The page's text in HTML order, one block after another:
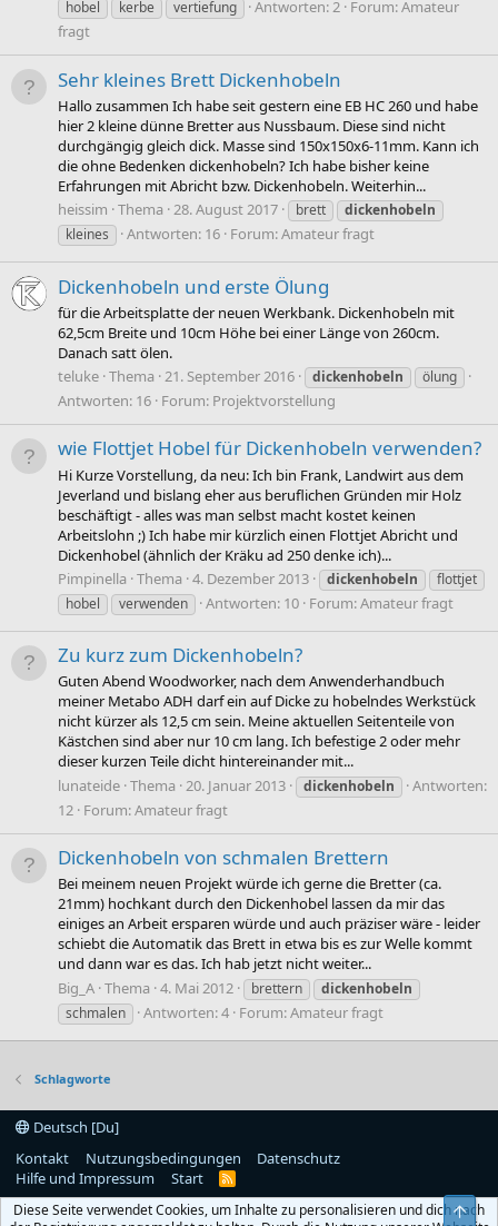
hobel
kerbe vertiefung Antworten: 2 Forum:Amateur
fragt
Sehr kleines Brett Dickenhobeln
Hallo zusammen Ich habe seit gestern eine EB HC 260 und habe
hier 2 kleine dünne Bretter aus Nussbaum. Diese sind nicht
durchgängig gleich dick. Masse sind 150x150x6-11mm. Kann ich
die ohne Bedenken dickenhobeln? Ich habe bisher keine
Erfahrungen mit Abricht bzw. Dickenhobeln. Weiterhin...
heissim Thema 28. August 2017 brett
dickenhobeln
kleines
Antworten: 16 Forum:Amateur fragt
Dickenhobeln und erste Ölung
für die Arbeitsplatte der neuen Werkbank. Dickenhobeln mit
62,5cm Breite und 10cm Höhe bei einer Länge von 260cm.
Danach satt ölen.
teluke Thema 21. September 2016 dickenhobeln ölung
Antworten: 16 Forum: Projektvorstellung
wie Flottjet Hobel für Dickenhobeln verwenden?
Hi Kurze Vorstellung, da neu: Ich bin Frank, Landwirt aus dem
Jeverland und bislang eher aus beruflichen Gründen mir Holz
beschäftigt - alles was man selbst macht kostet keinen
Arbeitslohn ;) Ich habe mir kürzlich einen Flottjet Abricht und
Dickenhobel (ähnlich der Kräku ad 250 denke ich)...
Pimpinella Thema 4. Dezember 2013 dickenhobeln
flottjet
hobel
verwenden Antworten: 10 Forum:Amateur fragt
Zu kurz zum Dickenhobeln?
Guten Abend Woodworker, nach dem Anwenderhandbuch
meiner Metabo ADH darf ein auf Dicke zu hobelndes Werkstück
nicht kürzer als 12,5 cm sein. Meine aktuellen Seitenteile von
Kästchen sind aber nur 10 cm lang. Ich befestige 2 oder mehr
dieser kurzen Teile dicht hintereinander mit...
lunateide Thema 20. Januar 2013 dickenhobeln
Antworten:
12 Forum:Amateur fragt
Dickenhobeln von schmalen Brettern
Bei meinem neuen Projekt würde ich gerne die Bretter (ca.
21mm) hochkant durch den Dickenhobel lassen da mir das
einiges an Arbeit ersparen würde und auch präziser wäre - leider
schiebt die Automatik das Brett in etwa bis es zur Welle kommt
und dann war es das. Ich hab jetzt nicht weiter...
Big_A Thema 4. Mai 2012 brettern
dickenhobeln
schmalen
Antworten: 4 Forum:Amateur fragt
Schlagworte
Deutsch [Du]
Kontakt
Nutzungsbedingungen
Datenschutz
Hilfe und Impressum
Start
R
S
Diese Seite verwendet Cookies, um Inhalte zu personalisieren und dich nach